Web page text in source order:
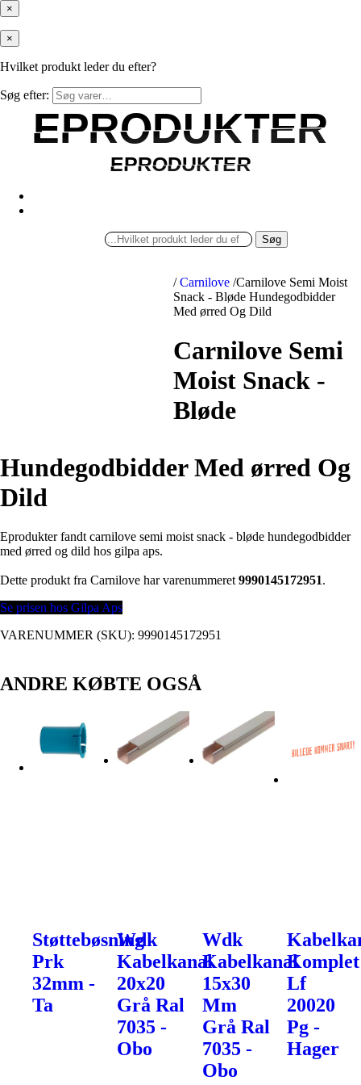
×
×
Hvilket produkt leder du efter?
Søg efter:
EPRODUKTER
EPRODUKTER
EPRODUKTER
EPRODUKTER
Søg
/ Carnilove /Carnilove Semi Moist
Snack - Bløde Hundegodbidder
Med ørred Og Dild
Carnilove Semi
Moist Snack -
Bløde
Hundegodbidder Med ørred Og
Dild
Eprodukter fandt carnilove semi moist snack - bløde hundegodbidder
med ørred og dild hos gilpa aps.
Dette produkt fra Carnilove har varenummeret 9990145172951.
Se prisen hos Gilpa Aps
VARENUMMER (SKU): 9990145172951
ANDRE KØBTE OGSÅ
Støttebøsning
Prk
32mm -
Ta
Wdk
Kabelkanal
20x20
Grå Ral
7035 -
Obo
Wdk
Kabelkanal
15x30
Mm
Grå Ral
7035 -
Obo
Komplet
Lf
20020
Pg -
Hager